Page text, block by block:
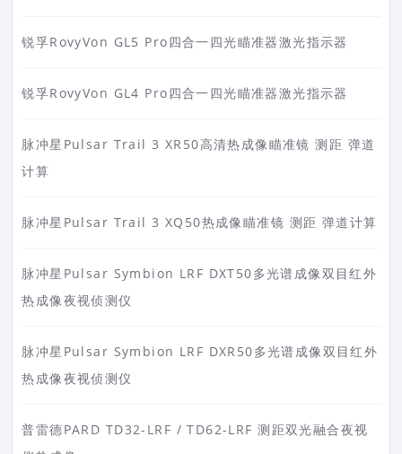
锐孚RovyVon GL5 Pro四合一四光瞄准器激光指示器
锐孚RovyVon GL4 Pro四合一四光瞄准器激光指示器
脉冲星Pulsar Trail 3 XR50高清热成像瞄准镜 测距 弹道
计算
脉冲星Pulsar Trail 3 XQ50热成像瞄准镜 测距 弹道计算
脉冲星Pulsar Symbion LRF DXT50多光谱成像双目红外
热成像夜视侦测仪
脉冲星Pulsar Symbion LRF DXR50多光谱成像双目红外
热成像夜视侦测仪
普雷德PARD TD32-LRF / TD62-LRF 测距双光融合夜视